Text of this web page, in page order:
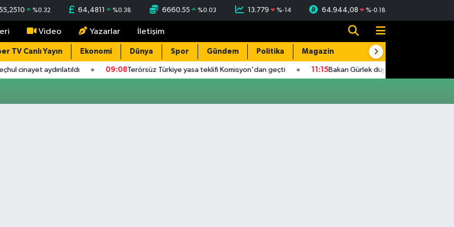
%0.32 64,4811 %0.38 6660.55 %0.03 13.779 %-14 64.944,08 %-0.18
Video Yazarlar İletişim
TV Canlı Yayın Ekonomi Dünya Spor Gündem Politika Magazin Resmi İlanlar
cinayet aydınlatıldı 09:08Terörsüz Türkiye yasa teklifi Komisyon'dan geçti 11:15Bakan Gürlek duyurdu! 2 faili meçhul